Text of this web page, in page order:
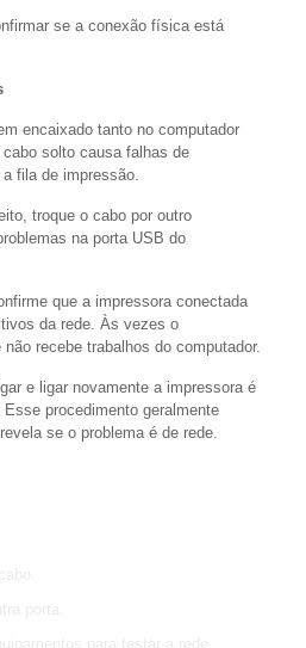
se a conexão física está
encaixado tanto no computador
solto causa falhas de
fila de impressão.
troque o cabo por outro
na porta USB do
que a impressora conectada
da rede. Às vezes o
recebe trabalhos do computador.
e ligar novamente a impressora é
procedimento geralmente
se o problema é de rede.